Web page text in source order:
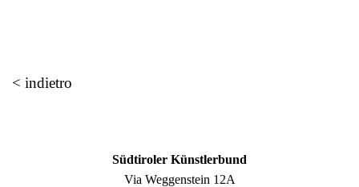
< indietro
Südtiroler Künstlerbund
Via Weggenstein 12A